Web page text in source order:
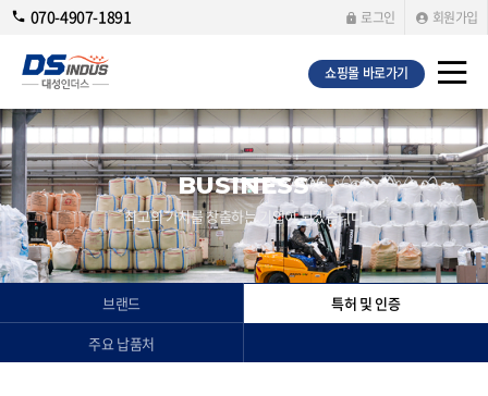
로그인 회원가입
쇼핑몰 바로가기
070-4907-1891
BUSINESS
최고의 가치를 창출하는 기업이 되겠습니다
브랜드
특허 및 인증
주요 납품처